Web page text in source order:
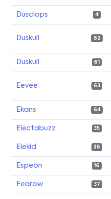
Dusclops 4
Duskull 62
Duskull 61
Eevee 63
Ekans 64
Electabuzz 35
Elekid 36
Espeon 16
Fearow 37